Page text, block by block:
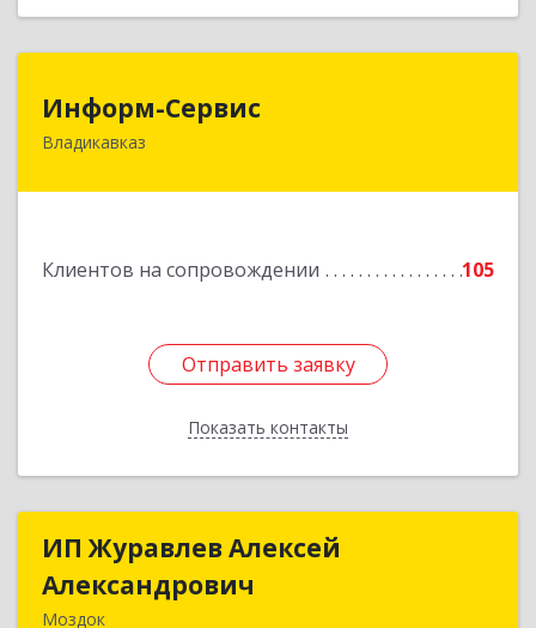
Информ-Сервис
Владикавказ
Клиентов на сопровождении 105
Отправить заявку
Показать контакты
362020, Северная Осетия - Алания Респ,
Отправить заявку
Назад
ИП Журавлев Алексей
Александрович
Моздок
ИП Журавлев Алексей